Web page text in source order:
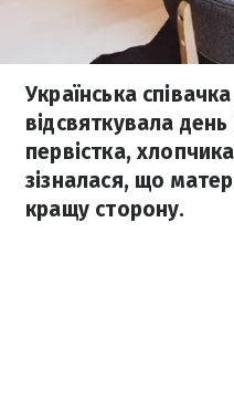
Українська
відсвяткувала
первістка,
зізналася, що
кращу сторону.